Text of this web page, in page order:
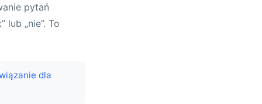
pytań
„nie”. To
dla